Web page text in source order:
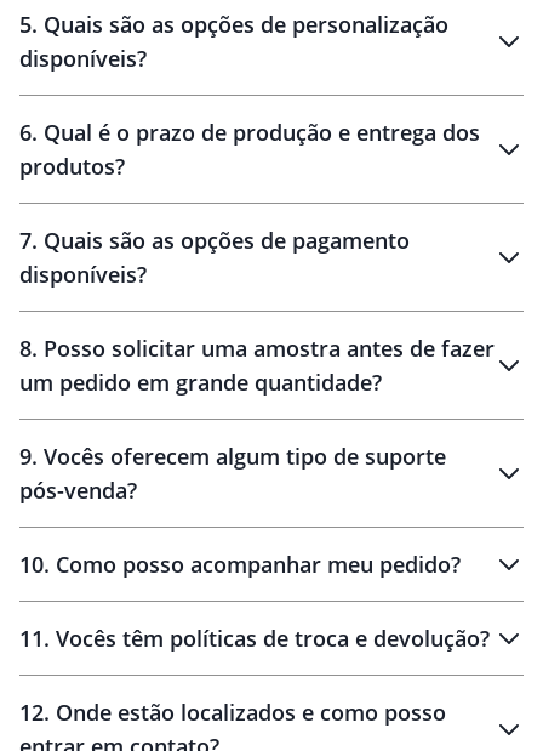
brinde
personalização
amostra virtual
5. Quais são as opções de personalização
disponíveis?
6. Qual é o prazo de produção e entrega dos
produtos?
10 dias
brinde
48 horas
7. Quais são as opções de pagamento
disponíveis?
8. Posso solicitar uma amostra antes de fazer
um pedido em grande quantidade?
amostras
9. Vocês oferecem algum tipo de suporte
pós-venda?
10. Como posso acompanhar meu pedido?
11. Vocês têm políticas de troca e devolução?
12. Onde estão localizados e como posso